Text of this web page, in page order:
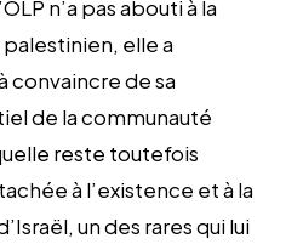
n’a pas abouti à la
elle a
convaincre de sa
de la communauté
reste toutefois
à l’existence et à la
un des rares qui lui